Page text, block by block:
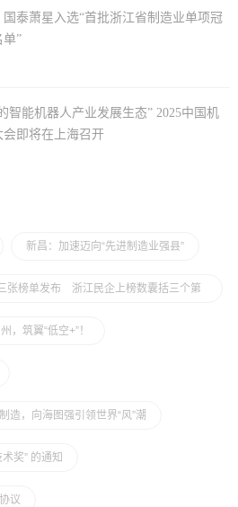
泰萧星入选“首批浙江省制造业单项冠
单”
机器人产业发展生态” 2025中国机
即将在上海召开
新昌：加速迈向“先进制造业强县”
张榜单发布 浙江民企上榜数囊括三个第
，筑翼“低空+”！
造，向海图强引领世界“风”潮
奖” 的通知
议